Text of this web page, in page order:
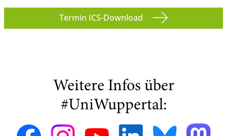
Termin ICS-Download
Weitere Infos über
#UniWuppertal: